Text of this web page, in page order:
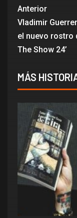
Anterior
Vladimir
el nuevo rostro
The Show 24’
MÁS